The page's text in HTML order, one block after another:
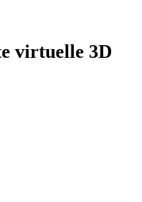
virtuelle 3D